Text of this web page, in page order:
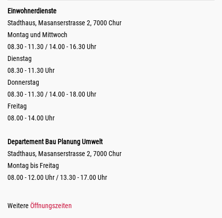
Einwohnerdienste
Stadthaus, Masanserstrasse 2, 7000 Chur
Montag und Mittwoch
08.30 - 11.30 / 14.00 - 16.30 Uhr
Dienstag
08.30 - 11.30 Uhr
Donnerstag
08.30 - 11.30 / 14.00 - 18.00 Uhr
Freitag
08.00 - 14.00 Uhr
Departement Bau Planung Umwelt
Stadthaus, Masanserstrasse 2, 7000 Chur
Montag bis Freitag
08.00 - 12.00 Uhr / 13.30 - 17.00 Uhr
Weitere Öffnungszeiten